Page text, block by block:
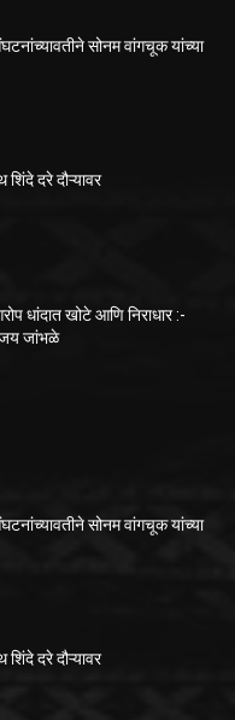
सोनम वांगचूक यांच्या
दरे दौऱ्यावर
धांदात खोटे आणि निराधार :-
जांभळे
सोनम वांगचूक यांच्या
दरे दौऱ्यावर